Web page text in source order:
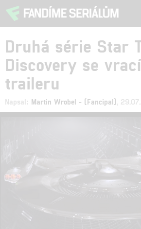
Druhá série Star
Discovery se
traileru
Napsal: Martin Wrobel - (Fancipal) ,